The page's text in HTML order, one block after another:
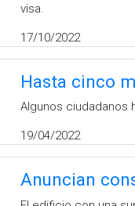
visa.
17/10/2022
Hasta cinco
Algunos ciudadanos
19/04/2022
Anuncian